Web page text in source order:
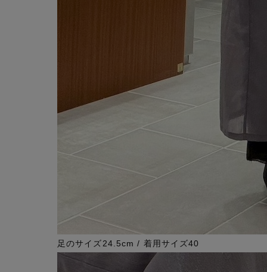
足のサイズ24.5cm / 着用サイズ40